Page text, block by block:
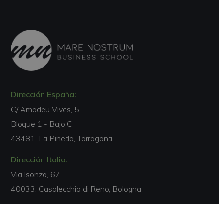
Dirección España:
C/ Amadeu Vives, 5,
Bloque 1 - Bajo C
43481, La Pineda, Tarragona
Dirección Italia:
Via Isonzo, 67
40033, Casalecchio di Reno, Bologna